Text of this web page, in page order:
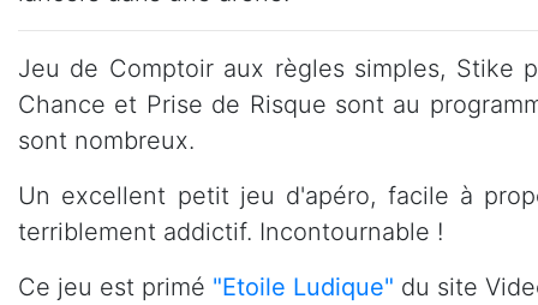
Jeu de Comptoir aux règles simples, Stike
Chance et Prise de Risque sont au
sont nombreux.
Un excellent petit jeu d'apéro, facile à
terriblement addictif. Incontournable !
Ce jeu est primé "Etoile Ludique" du site